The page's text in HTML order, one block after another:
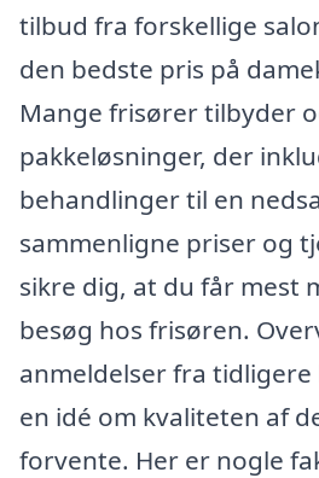
tilbud fra forskellige
den bedste pris på
Mange frisører tilbyder
pakkeløsninger, der
behandlinger til en
sammenligne priser og
sikre dig, at du får mest
besøg hos frisøren.
anmeldelser fra
en idé om kvaliteten af
forvente. Her er nogle